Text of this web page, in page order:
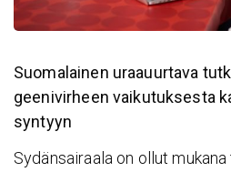
Suomalainen uraauurtava
geenivirheen vaikutuksesta
syntyyn
Sydänsairaala on ollut